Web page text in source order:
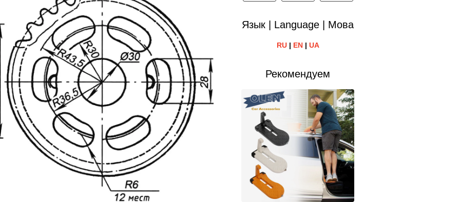
Язык | Language | Мова
RU| EN| UA
Рекомендуем